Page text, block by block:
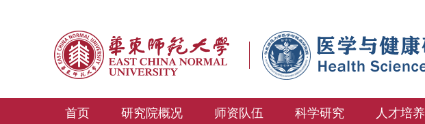
首页 研究院概况 师资队伍 科学研究 人才培养